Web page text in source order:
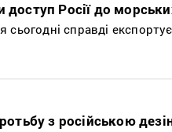
Росії до
справді
з російською